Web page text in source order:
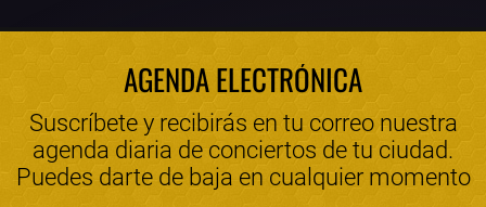
AGENDA ELECTRÓNICA
Suscríbete y recibirás en tu correo nuestra
agenda diaria de conciertos de tu ciudad.
Puedes darte de baja en cualquier momento